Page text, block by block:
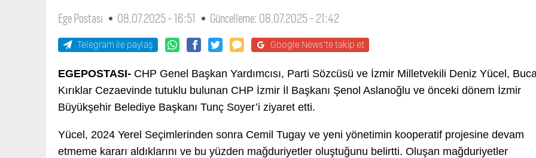
Ege Postası 08.07.2025 - 16:51 Güncelleme: 08.07.2025 - 21:42
Telegram ile paylaş Google News'te takip et
EGEPOSTASI- CHP Genel Başkan Yardımcısı, Parti Sözcüsü ve İzmir Milletvekili Deniz Yücel,
Kırıklar Cezaevinde tutuklu bulunan CHP İzmir İl Başkanı Şenol Aslanoğlu ve önceki dönem İzmir
Büyükşehir Belediye Başkanı Tunç Soyer’i ziyaret etti.
Yücel, 2024 Yerel Seçimlerinden sonra Cemil Tugay ve yeni yönetimin kooperatif projesine devam
etmeme kararı aldıklarını ve bu yüzden mağduriyetler oluştuğunu belirtti. Oluşan mağduriyetler